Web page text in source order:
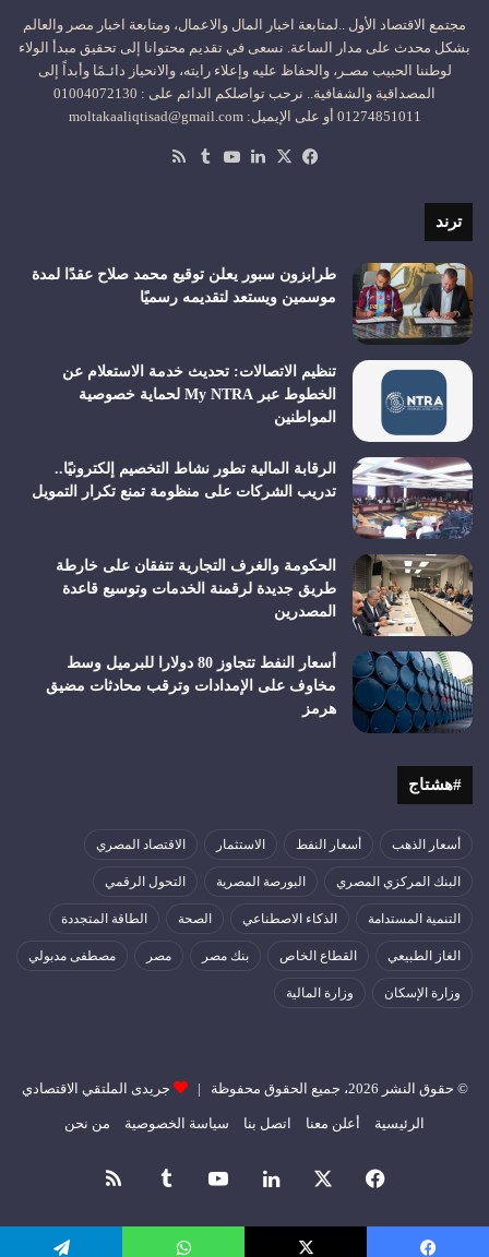
مجتمع الاقتصاد الأول ..لمتابعة اخبار المال والاعمال، ومتابعة اخبار مصر والعالم
بشكل محدث على مدار الساعة. نسعى في تقديم محتوانا إلى تحقيق مبدأ الولاء
لوطننا الحبيب مصـر، والحفاظ عليه وإعلاء رايته، والانحياز دائـمًا وأبداً إلى
المصداقية والشفافية.. نرحب تواصلكم الدائم على : 01004072130
01274851011 أو على الإيميل: moltakaaliqtisad@gmail.com
فيسبوك
‫X لينكدإن‫YouTube
ترند
طرابزون سبور يعلن توقيع محمد صلاح عقدًا لمدة
موسمين ويستعد لتقديمه رسميًا
تنظيم الاتصالات: تحديث خدمة الاستعلام عن
الخطوط عبر My NTRA لحماية خصوصية
المواطنين
الرقابة المالية تطور نشاط التخصيم إلكترونيًا..
تدريب الشركات على منظومة تمنع تكرار التمويل
الحكومة والغرف التجارية تتفقان على خارطة
طريق جديدة لرقمنة الخدمات وتوسيع قاعدة
المصدرين
أسعار النفط تتجاوز 80 دولارا للبرميل وسط
مخاوف على الإمدادات وترقب محادثات مضيق
هرمز
#هشتاج
أسعار الذهب أسعار النفط الاستثمار الاقتصاد المصري
البنك المركزي المصري البورصة المصرية التحول الرقمي
التنمية المستدامة الذكاء الاصطناعي الصحة الطاقة المتجددة
الغاز الطبيعي القطاع الخاص بنك مصر مصر مصطفى مدبولي
وزارة الإسكان وزارة المالية
© حقوق النشر 2026، جميع الحقوق محفوظة | جريدى الملتقي الاقتصادي
الرئيسية أعلن معنا اتصل بنا سياسة الخصوصية من نحن
فيسبوك لينكدإن ‫YouTube
الموقع